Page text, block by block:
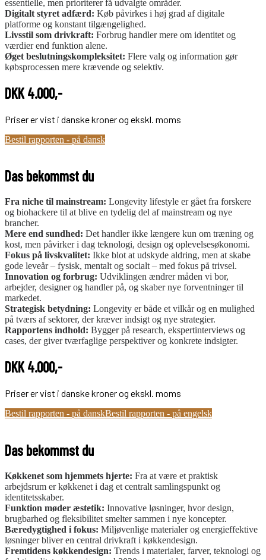
essentielle, men prioriterer få udvalgte områder.
Digitalt styret adfærd: Køb påvirkes i høj grad af digitale
platforme og konstant tilgængelighed.
Livsstil som drivkraft: Forbrug handler mere om identitet og
værdier end funktion alene.
Øget beslutningskompleksitet: Flere valg og information gør
købsprocessen mere krævende og selektiv.
DKK 4.000,-
Priser er vist i danske kroner og ekskl. moms
Bestil rapporten - på dansk
Das bekommst du
Fra niche til mainstream: Longevity lifestyle er gået fra forskere
og biohackere til at blive en tydelig del af mainstream og nye
brancher.
Mere end sundhed: Det handler ikke længere kun om træning og
kost, men påvirker i dag teknologi, design og oplevelsesøkonomi.
Fokus på livskvalitet: Ikke blot at udskyde aldring, men at skabe
gode leveår – fysisk, mentalt og socialt – med fokus på trivsel.
Innovation og forbrug: Udviklingen ændrer måden vi bor,
arbejder, designer og handler på, og skaber nye forventninger til
markedet.
Strategisk betydning: Longevity er både et vilkår og en mulighed
på tværs af sektorer, der kræver indsigt og nye strategier.
Rapportens indhold: Bygger på research, ekspertinterviews og
cases, der giver tværfaglige perspektiver og konkrete indsigter.
DKK 4.000,-
Priser er vist i danske kroner og ekskl. moms
Bestil rapporten - på danskBestil rapporten - på engelsk
Das bekommst du
Køkkenet som hjemmets hjerte: Fra at være et praktisk
arbejdsrum er køkkenet i dag et centralt samlingspunkt og
identitetsskaber.
Funktion møder æstetik: Innovative løsninger, hvor design,
brugbarhed og fleksibilitet smelter sammen i nye koncepter.
Bæredygtighed i fokus: Miljøvenlige materialer og energieffektive
løsninger bliver en central drivkraft i køkkendesign.
Fremtidens køkkendesign: Trends i materialer, farver, teknologi og